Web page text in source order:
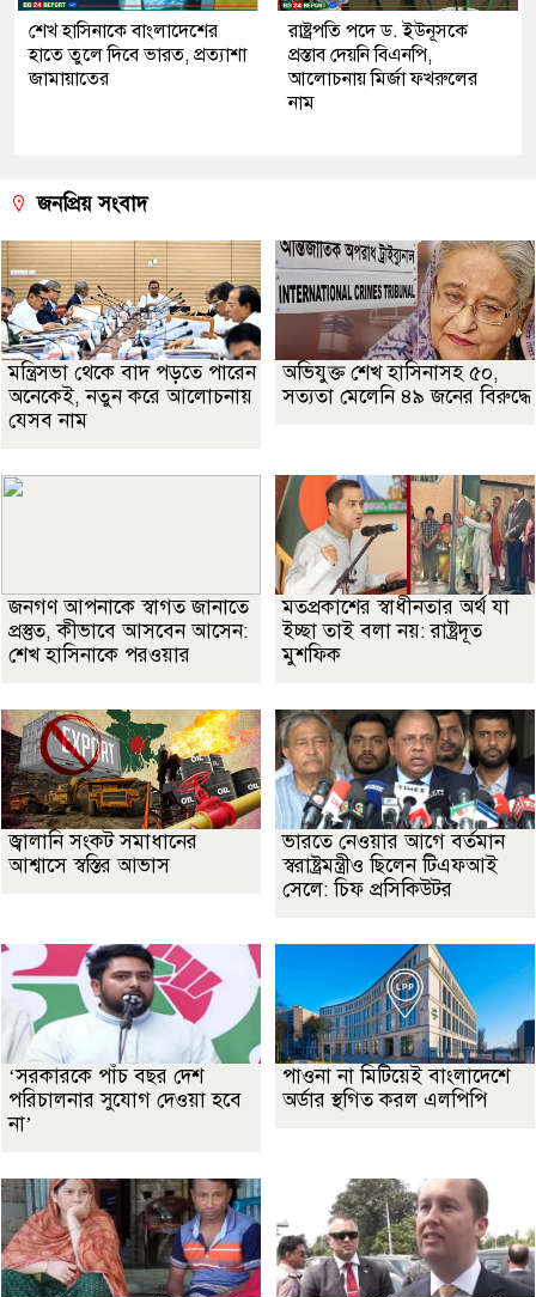
শেখ হাসিনাকে বাংলাদেশের
হাতে তুলে দিবে ভারত, প্রত্যাশা
জামায়াতের
রাষ্ট্রপতি পদে ড. ইউনূসকে
প্রস্তাব দেয়নি বিএনপি,
আলোচনায় মির্জা ফখরুলের
নাম
জনপ্রিয় সংবাদ
মন্ত্রিসভা থেকে বাদ পড়তে পারেন
অনেকেই, নতুন করে আলোচনায়
যেসব নাম
অভিযুক্ত শেখ হাসিনাসহ ৫০,
সত্যতা মেলেনি ৪৯ জনের বিরুদ্ধে
জনগণ আপনাকে স্বাগত জানাতে
প্রস্তুত, কীভাবে আসবেন আসেন:
শেখ হাসিনাকে পরওয়ার
মতপ্রকাশের স্বাধীনতার অর্থ যা
ইচ্ছা তাই বলা নয়: রাষ্ট্রদূত
মুশফিক
জ্বালানি সংকট সমাধানের
আশ্বাসে স্বস্তির আভাস
ভারতে নেওয়ার আগে বর্তমান
স্বরাষ্ট্রমন্ত্রীও ছিলেন টিএফআই
সেলে: চিফ প্রসিকিউটর
‘সরকারকে পাঁচ বছর দেশ
পরিচালনার সুযোগ দেওয়া হবে
না’
পাওনা না মিটিয়েই বাংলাদেশে
অর্ডার স্থগিত করল এলপিপি